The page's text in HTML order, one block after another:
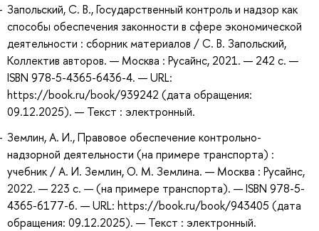
Запольский, С. В., Государственный контроль и надзор как
способы обеспечения законности в сфере экономической
деятельности : сборник материалов / С. В. Запольский,
Коллектив авторов. — Москва : Русайнс, 2021. — 242 с. —
ISBN 978-5-4365-6436-4. — URL:
https://book.ru/book/939242 (дата обращения:
09.12.2025). — Текст : электронный.
Землин, А. И., Правовое обеспечение контрольно-
надзорной деятельности (на примере транспорта) :
учебник / А. И. Землин, О. М. Землина. — Москва : Русайнс,
2022. — 223 с. — (на примере транспорта). — ISBN 978-5-
4365-6177-6. — URL: https://book.ru/book/943405 (дата
обращения: 09.12.2025). — Текст : электронный.